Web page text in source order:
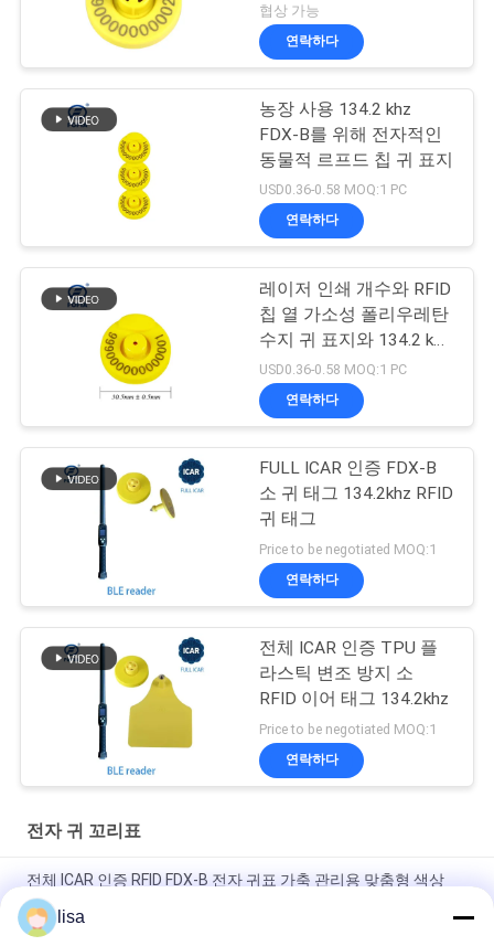
협상 가능
연락하다
농장 사용 134.2 khz
FDX-B를 위해 전자적인
동물적 르프드 칩 귀 표지
USD0.36-0.58 MOQ:1 PC
연락하다
레이저 인쇄 개수와 RFID
칩 열 가소성 폴리우레탄
수지 귀 표지와 134.2 khz
FDX-B 캐틀 택
USD0.36-0.58 MOQ:1 PC
연락하다
FULL ICAR 인증 FDX-B
소 귀 태그 134.2khz RFID
귀 태그
Price to be negotiated MOQ:1
연락하다
전체 ICAR 인증 TPU 플
라스틱 변조 방지 소
RFID 이어 태그 134.2khz
Price to be negotiated MOQ:1
연락하다
전자 귀 꼬리표
전체 ICAR 인증 RFID FDX-B 전자 귀표 가축 관리용 맞춤형 색상
134.2 KHz 동물 식별 태그 (소, 양, 염소, 돼지용)
lisa